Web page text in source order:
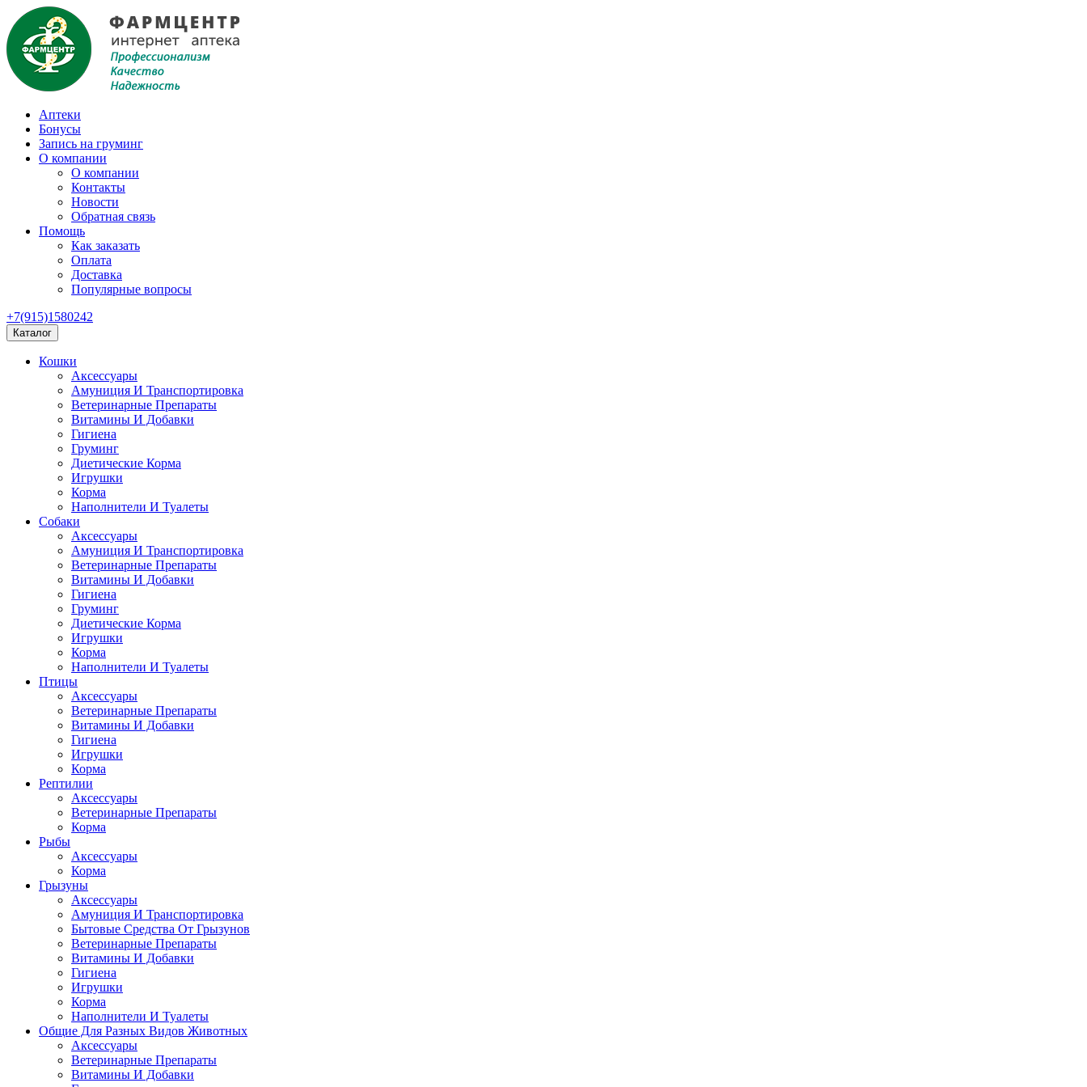
Аптеки
Бонусы
Запись на груминг
О компании
О компании
Контакты
Новости
Обратная связь
Помощь
Как заказать
Оплата
Доставка
Популярные вопросы
+7(915)1580242
Каталог
Кошки
Аксессуары
Амуниция И Транспортировка
Ветеринарные Препараты
Витамины И Добавки
Гигиена
Груминг
Диетические Корма
Игрушки
Корма
Наполнители И Туалеты
Собаки
Аксессуары
Амуниция И Транспортировка
Ветеринарные Препараты
Витамины И Добавки
Гигиена
Груминг
Диетические Корма
Игрушки
Корма
Наполнители И Туалеты
Птицы
Аксессуары
Ветеринарные Препараты
Витамины И Добавки
Гигиена
Игрушки
Корма
Рептилии
Аксессуары
Ветеринарные Препараты
Корма
Рыбы
Аксессуары
Корма
Грызуны
Аксессуары
Амуниция И Транспортировка
Бытовые Средства От Грызунов
Ветеринарные Препараты
Витамины И Добавки
Гигиена
Игрушки
Корма
Наполнители И Туалеты
Общие Для Разных Видов Животных
Аксессуары
Ветеринарные Препараты
Витамины И Добавки